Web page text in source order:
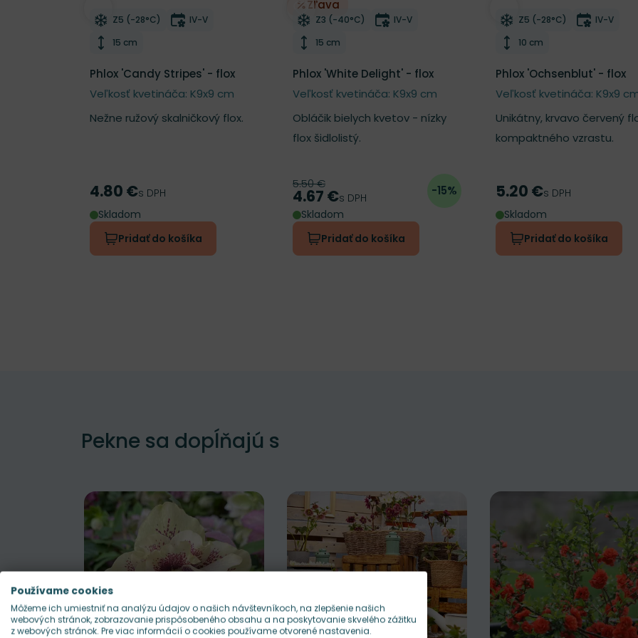
Odober do zoznamu želaní
Mrazuvzdornosť
Z5 (-28°C) Doba kvitnutia
IV-V
Výška rastliny
15 cm
Phlox 'Candy Stripes' - flox
Veľkosť kvetináča: K9x9 cm
Nežne ružový skalničkový flox.
Cena
4.80 €s DPH
Skladom
Pridať do košíka
Zľava
Odober do zoznamu želaní
Mrazuvzdornosť
Z3 (-40°C) Doba kvitnutia
IV-V
Výška rastliny
15 cm
Phlox 'White Delight' - flox
Veľkosť kvetináča: K9x9 cm
Obláčik bielych kvetov - nízky
flox šidlolistý.
Pôvodná cena
5.50 €
Cena
4.67 €s DPH -15%
Skladom
Pridať do košíka
Odober do zoznamu želaní
Mrazuvzdornosť
Z5 (-28°C) Doba
IV-V
Výška rastliny
10 cm
Phlox 'Ochsenblut' - flox
Veľkosť kvetináča: K9x9
Unikátny, krvavo červený
kompaktného vzrastu.
Cena
5.20 €s DPH
Skladom
Pridať do košíka
Pekne sa dopĺňajú s
Používame cookies
Môžeme ich umiestniť na analýzu údajov o našich návštevníkoch, na zlepšenie našich
webových stránok, zobrazovanie prispôsobeného obsahu a na poskytovanie skvelého zážitku
z webových stránok. Pre viac informácií o cookies používame otvorené nastavenia.